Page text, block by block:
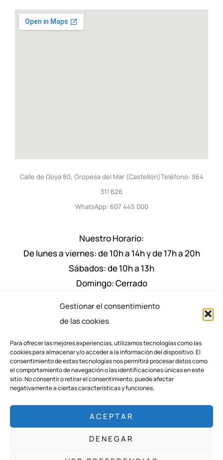
Gestionar el consentimiento
de las cookies
Para ofrecer las mejores experiencias, utilizamos tecnologías como las
cookies para almacenar y/o acceder a la información del dispositivo. El
consentimiento de estas tecnologías nos permitirá procesar datos como
el comportamiento de navegación o las identificaciones únicas en este
sitio. No consentir o retirar el consentimiento, puede afectar
negativamente a ciertas características y funciones.
ACEPTAR
DENEGAR
Calle de Goya 80, Oropesa del Mar (Castellón)Teléfono: 964
311 626
WhatsApp: 607 445 000
Nuestro Horario:
De lunes a viernes: de 10h a 14h y de 17h a 20h
Sábados: de 10h a 13h
Domingo: Cerrado
Nuestro Horario de Verano Julio y Agosto:
De lunes a viernes: de 9:30 a 14h y de 17.30h a
Sábados: de 9:30 a 13h